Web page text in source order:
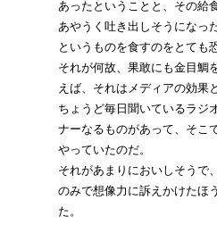
あったということと、その給
あやうく吐き出しそうになっ
というものを食すのをとても
それが何故、果敢にも金目鯛
えば、それはメディアの効果
ちょうど毎日聞いているラジ
ナーなるものがあって、そこ
やっていたのだ。
それがあまりにおいしそうで
のみで想像力に訴えかけたほ
た。